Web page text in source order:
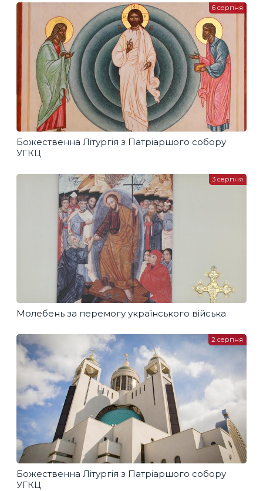
Божественна Літургія з Патріаршого собору
УГКЦ
6 серпня
Молебень за перемогу українського війська
3 серпня
Божественна Літургія з Патріаршого собору
УГКЦ
2 серпня